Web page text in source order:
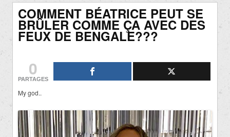
COMMENT BÉATRICE PEUT SE
BRÛLER COMME ÇA AVEC DES
FEUX DE BENGALE???
0
PARTAGES
My god..